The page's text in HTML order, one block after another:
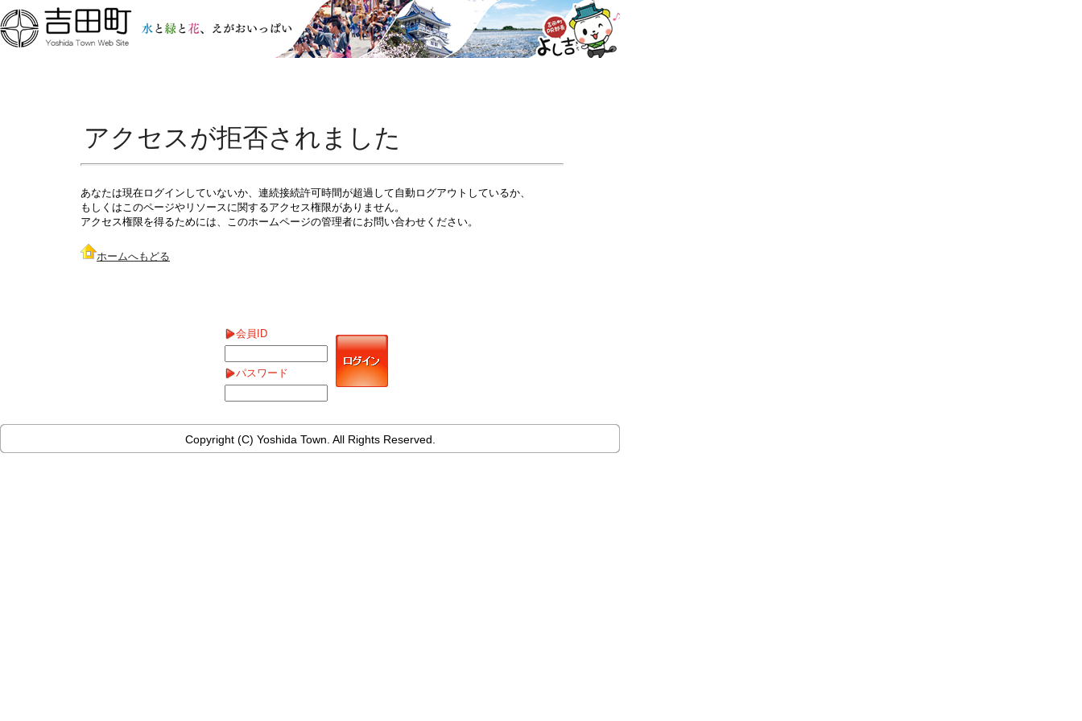
アクセスが拒否されました
あなたは現在ログインしていないか、連続接続許可時間が超過して自動ログアウトしているか、
もしくはこのページやリソースに関するアクセス権限がありません。
アクセス権限を得るためには、このホームページの管理者にお問い合わせください。
ホームへもどる
会員ID
パスワード
Copyright (C) Yoshida Town. All Rights Reserved.